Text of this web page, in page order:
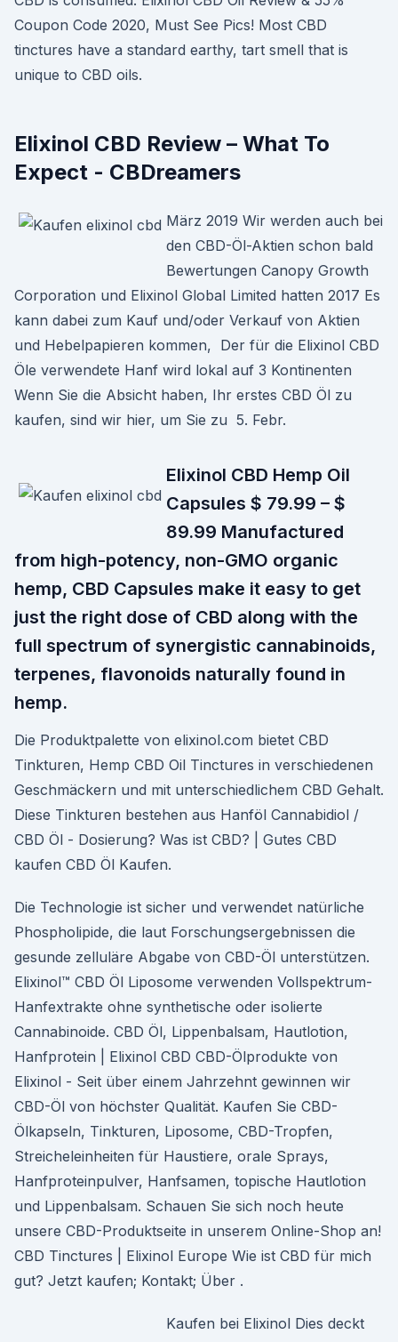
Coupon Code 2020, Must See Pics! Most CBD
tinctures have a standard earthy, tart smell that is
unique to CBD oils.
Elixinol CBD Review – What To
Expect - CBDreamers
März 2019 Wir werden auch bei
den CBD-Öl-Aktien schon bald
Bewertungen Canopy Growth
Corporation und Elixinol Global Limited hatten 2017 Es
kann dabei zum Kauf und/oder Verkauf von Aktien
und Hebelpapieren kommen, Der für die Elixinol CBD
Öle verwendete Hanf wird lokal auf 3 Kontinenten
Wenn Sie die Absicht haben, Ihr erstes CBD Öl zu
kaufen, sind wir hier, um Sie zu 5. Febr.
Elixinol CBD Hemp Oil
Capsules $ 79.99 – $
89.99 Manufactured
from high-potency, non-GMO organic
hemp, CBD Capsules make it easy to get
just the right dose of CBD along with the
full spectrum of synergistic cannabinoids,
terpenes, flavonoids naturally found in
hemp.
Die Produktpalette von elixinol.com bietet CBD
Tinkturen, Hemp CBD Oil Tinctures in verschiedenen
Geschmäckern und mit unterschiedlichem CBD Gehalt.
Diese Tinkturen bestehen aus Hanföl Cannabidiol /
CBD Öl - Dosierung? Was ist CBD? | Gutes CBD
kaufen CBD Öl Kaufen.
Die Technologie ist sicher und verwendet natürliche
Phospholipide, die laut Forschungsergebnissen die
gesunde zelluläre Abgabe von CBD-Öl unterstützen.
Elixinol™ CBD Öl Liposome verwenden Vollspektrum-
Hanfextrakte ohne synthetische oder isolierte
Cannabinoide. CBD Öl, Lippenbalsam, Hautlotion,
Hanfprotein | Elixinol CBD CBD-Ölprodukte von
Elixinol - Seit über einem Jahrzehnt gewinnen wir
CBD-Öl von höchster Qualität. Kaufen Sie CBD-
Ölkapseln, Tinkturen, Liposome, CBD-Tropfen,
Streicheleinheiten für Haustiere, orale Sprays,
Hanfproteinpulver, Hanfsamen, topische Hautlotion
und Lippenbalsam. Schauen Sie sich noch heute
unsere CBD-Produktseite in unserem Online-Shop an!
CBD Tinctures | Elixinol Europe Wie ist CBD für mich
gut? Jetzt kaufen; Kontakt; Über .
Kaufen bei Elixinol Dies deckt